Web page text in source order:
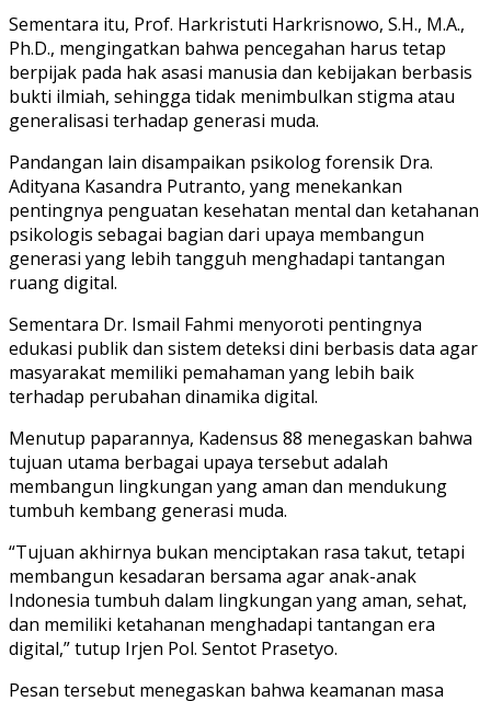
Sementara itu, Prof. Harkristuti Harkrisnowo, S.H., M.A.,
Ph.D., mengingatkan bahwa pencegahan harus tetap
berpijak pada hak asasi manusia dan kebijakan berbasis
bukti ilmiah, sehingga tidak menimbulkan stigma atau
generalisasi terhadap generasi muda.
Pandangan lain disampaikan psikolog forensik Dra.
Adityana Kasandra Putranto, yang menekankan
pentingnya penguatan kesehatan mental dan ketahanan
psikologis sebagai bagian dari upaya membangun
generasi yang lebih tangguh menghadapi tantangan
ruang digital.
Sementara Dr. Ismail Fahmi menyoroti pentingnya
edukasi publik dan sistem deteksi dini berbasis data agar
masyarakat memiliki pemahaman yang lebih baik
terhadap perubahan dinamika digital.
Menutup paparannya, Kadensus 88 menegaskan bahwa
tujuan utama berbagai upaya tersebut adalah
membangun lingkungan yang aman dan mendukung
tumbuh kembang generasi muda.
“Tujuan akhirnya bukan menciptakan rasa takut, tetapi
membangun kesadaran bersama agar anak-anak
Indonesia tumbuh dalam lingkungan yang aman, sehat,
dan memiliki ketahanan menghadapi tantangan era
digital,” tutup Irjen Pol. Sentot Prasetyo.
Pesan tersebut menegaskan bahwa keamanan masa